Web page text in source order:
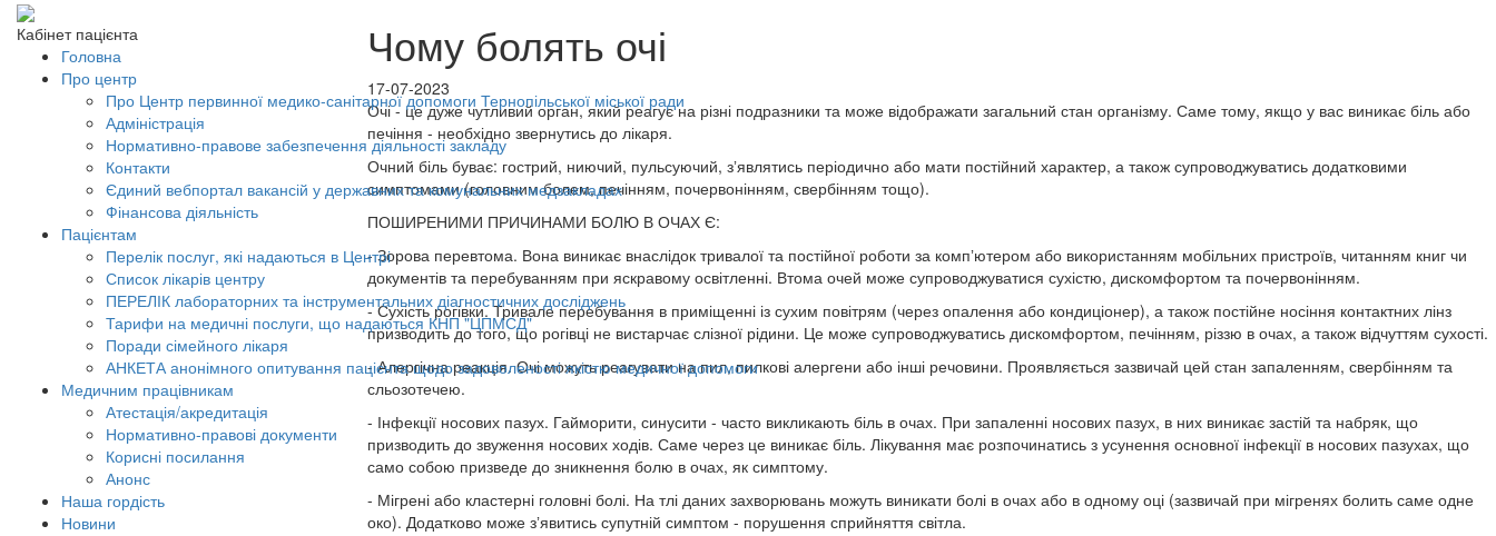
Кабінет пацієнта
Головна
Про центр
Про Центр первинної медико-санітарної допомоги Тернопільської міської ради
Адміністрація
Нормативно-правове забезпечення діяльності закладу
Контакти
Єдиний вебпортал вакансій у державних та комунальних медзакладах
Фінансова діяльність
Пацієнтам
Перелік послуг, які надаються в Центрі
Список лікарів центру
ПЕРЕЛІК лабораторних та інструментальних діагностичних досліджень
Тарифи на медичні послуги, що надаються КНП "ЦПМСД"
Поради сімейного лікаря
АНКЕТА анонімного опитування пацієнта щодо задоволеності якістю медичної допомоги
Медичним працівникам
Атестація/акредитація
Нормативно-правові документи
Корисні посилання
Анонс
Наша гордість
Новини
Чому болять очі
17-07-2023
Очі - це дуже чутливий орган, який реагує на різні подразники та може відображати загальний стан організму. Саме тому, якщо у вас виникає біль або
печіння - необхідно звернутись до лікаря.
Очний біль буває: гострий, ниючий, пульсуючий, зʼявлятись періодично або мати постійний характер, а також супроводжуватись додатковими
симптомами (головним болем, печінням, почервонінням, свербінням тощо).
ПОШИРЕНИМИ ПРИЧИНАМИ БОЛЮ В ОЧАХ Є:
- Зорова перевтома. Вона виникає внаслідок тривалої та постійної роботи за компʼютером або використанням мобільних пристроїв, читанням книг чи
документів та перебуванням при яскравому освітленні. Втома очей може супроводжуватися сухістю, дискомфортом та почервонінням.
- Сухість рогівки. Тривале перебування в приміщенні із сухим повітрям (через опалення або кондиціонер), а також постійне носіння контактних лінз
призводить до того, що рогівці не вистарчає слізної рідини. Це може супроводжуватись дискомфортом, печінням, різзю в очах, а також відчуттям сухості.
- Алергічна реакція. Очі можуть реагувати на пил, пилкові алергени або інші речовини. Проявляється зазвичай цей стан запаленням, свербінням та
сльозотечею.
- Інфекції носових пазух. Гайморити, синусити - часто викликають біль в очах. При запаленні носових пазух, в них виникає застій та набряк, що
призводить до звуження носових ходів. Саме через це виникає біль. Лікування має розпочинатись з усунення основної інфекції в носових пазухах, що
само собою призведе до зникнення болю в очах, як симптому.
- Мігрені або кластерні головні болі. На тлі даних захворювань можуть виникати болі в очах або в одному оці (зазвичай при мігренях болить саме одне
око). Додатково може зʼявитись супутній симптом - порушення сприйняття світла.